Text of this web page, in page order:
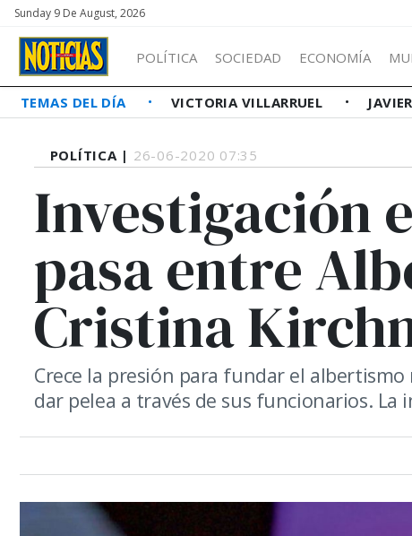
Sunday 9 De August, 2026
POLÍTICA SOCIEDAD ECONOMÍA
TEMAS DEL DÍA VICTORIA VILLARRUEL
POLÍTICA | 26-06-2020 07:35
Investigación
pasa entre
Cristina
Crece la presión para fundar el
dar pelea a través de sus funcionarios. La